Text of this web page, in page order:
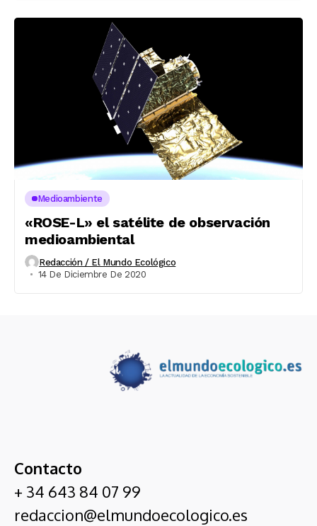
Medioambiente
«ROSE-L» el satélite de observación
medioambiental
Redacción / El Mundo Ecológico
14 De Diciembre De 2020
Contacto
+ 34 643 84 07 99
redaccion@elmundoecologico.es